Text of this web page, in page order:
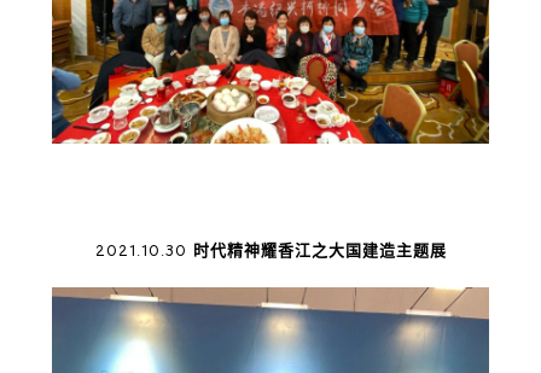
2021.10.30 时代精神耀香江之大国建造主题展